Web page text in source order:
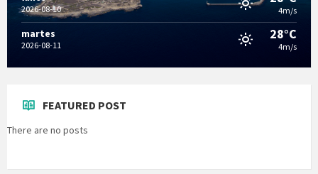
2026-08-10 4m/s
martes
2026-08-11
28°C
4m/s
FEATURED POST
There are no posts